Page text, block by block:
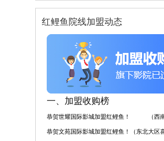
红鲤鱼院线加盟动态
一、加盟收购榜
恭贺世耀国际影城加盟红鲤鱼！ （西南
恭贺文苑国际影城加盟红鲤鱼！（东北大区